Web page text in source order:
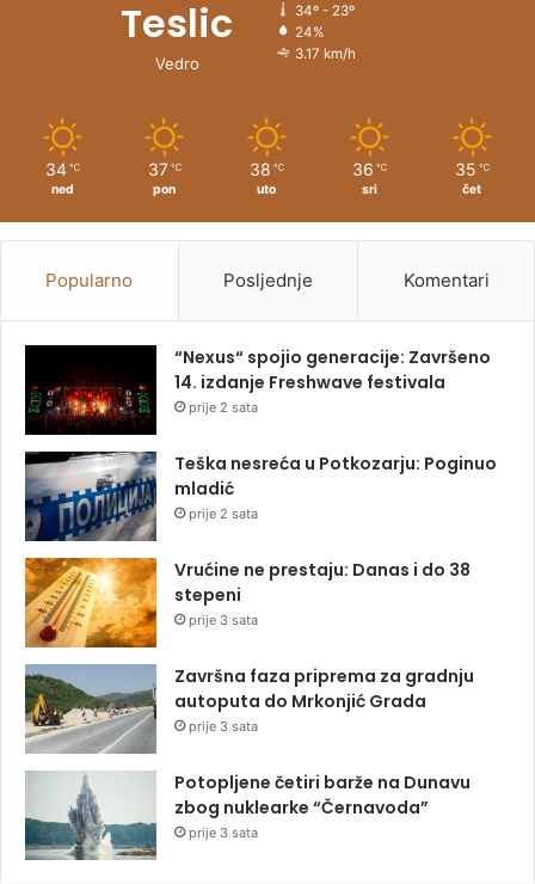
Teslic
Vedro
34º - 23º
24%
3.17 km/h
34 ℃
ned
37 ℃
pon
38 ℃
uto
36 ℃
sri
35 ℃
čet
Popularno Posljednje Komentari
“Nexus“ spojio generacije: Završeno
14. izdanje Freshwave festivala
prije 2 sata
Teška nesreća u Potkozarju: Poginuo
mladić
prije 2 sata
Vrućine ne prestaju: Danas i do 38
stepeni
prije 3 sata
Završna faza priprema za gradnju
autoputa do Mrkonjić Grada
prije 3 sata
Potopljene četiri barže na Dunavu
zbog nuklearke “Černavoda”
prije 3 sata